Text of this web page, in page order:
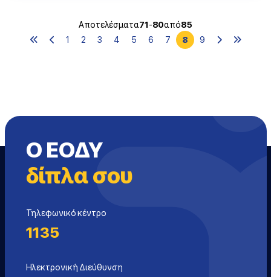
Αποτελέσματα71-80από85
1
2 3 4 5 6 7 8 9
Ο ΕΟΔΥ
δίπλα σου
Τηλεφωνικό κέντρο
1135
Ηλεκτρονική Διεύθυνση